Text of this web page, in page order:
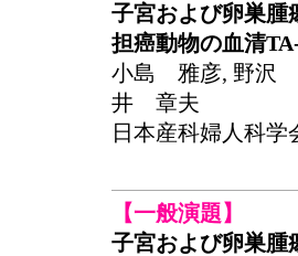
子宮および卵巣腫
担癌動物の血清
小島 雅彦, 野沢
井 章夫
日本産科婦人科学
【一般演題】
子宮および卵巣腫